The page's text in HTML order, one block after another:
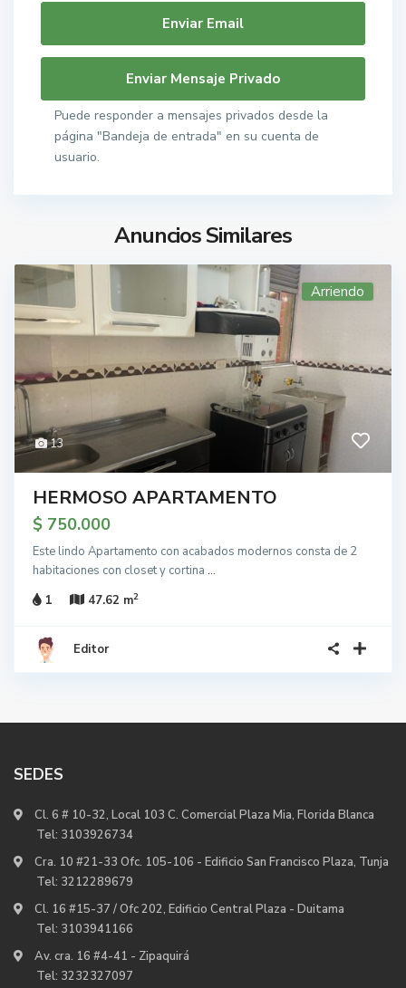
Puede responder a mensajes privados desde la
página "Bandeja de entrada" en su cuenta de
usuario.
Anuncios Similares
13
Arriendo
HERMOSO APARTAMENTO
$ 750.000
Este lindo Apartamento con acabados modernos consta de 2
habitaciones con closet y cortina ...
1
47.62 m2
Editor
SEDES
Cl. 6 # 10-32, Local 103 C. Comercial Plaza Mia, Florida Blanca
Tel: 3103926734
Cra. 10 #21-33 Ofc. 105-106 - Edificio San Francisco Plaza, Tunja
Tel: 3212289679
Cl. 16 #15-37 / Ofc 202, Edificio Central Plaza - Duitama
Tel: 3103941166
Av. cra. 16 #4-41 - Zipaquirá
Tel: 3232327097